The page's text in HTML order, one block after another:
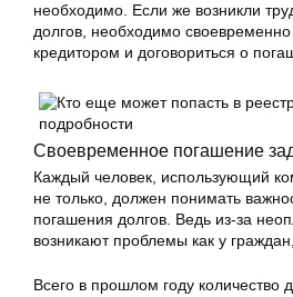
необходимо. Если же возникли
долгов, необходимо своевременно
кредитором и договориться о
Своевременное погашение
Каждый человек, использующий
не только, должен понимать
погашения долгов. Ведь из-за
возникают проблемы как у
Всего в прошлом году количество